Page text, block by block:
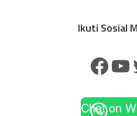
Ikuti Sosial
Chat on